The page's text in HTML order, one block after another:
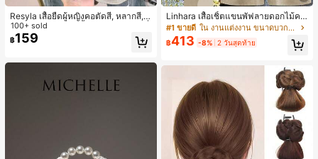
Resyla เสื้อยืดผู้หญิงคอตัดสี, หลากสี, ล
ายพิมพ์แมวน่ารัก, เสื้อสำหรับออกไปเที่
ยวฤดูร้อน, ดีไซน์กราฟิก, ความรู้สึกพรีเ
มียม, ลำลองอเนกประสงค์, สวมใส่ประ
เสื้อผ้ากลางแจ้ง
100+ sold
฿159
Linhara เสื้อเชิ้ตแขนพัฟลายดอกไม้คอ
ปกไม่สมมาตรสำหรับผู้หญิงไซส์ใหญ่ +
กางเกงลำลองทรงหลวมเอวยางยืด 2 ชิ้
น สำหรับฤดูใบไม้ผลิ/ฤดูร้อน
#1 ขายดี ใน งานแต่งงาน ขนาดบวก Co-Ords
฿413 -8% 2 วันสุดท้าย